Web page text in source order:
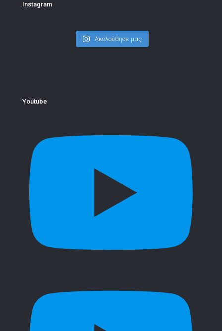
Instagram
Ακολούθησε μας
Youtube